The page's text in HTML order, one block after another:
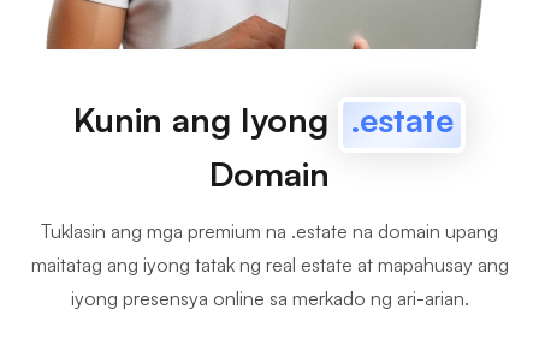
Kunin ang Iyong .estate
Domain
Tuklasin ang mga premium na .estate na domain upang
maitatag ang iyong tatak ng real estate at mapahusay ang
iyong presensya online sa merkado ng ari-arian.